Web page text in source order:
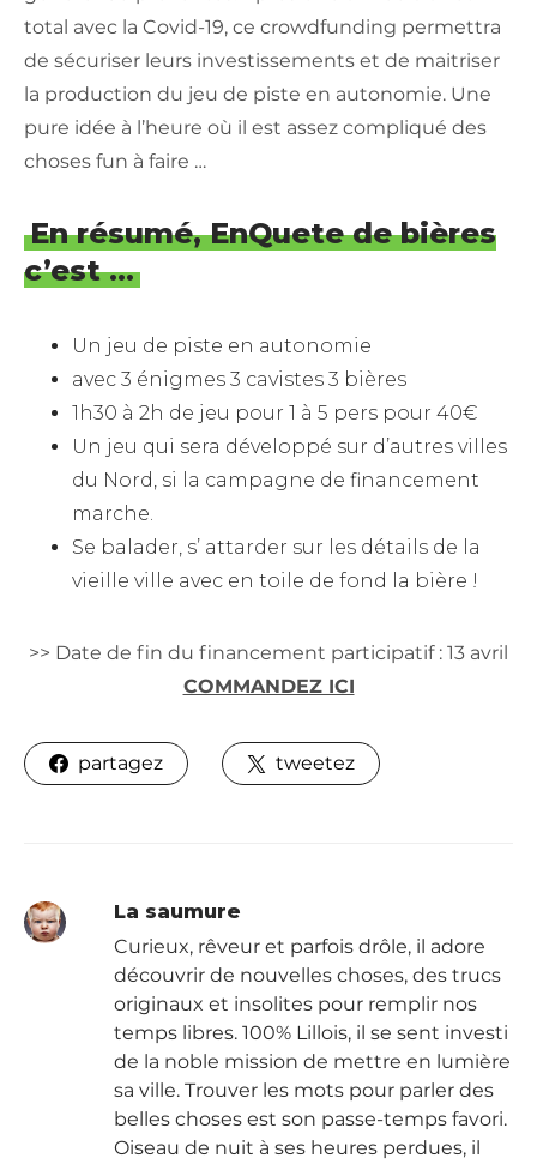
total avec la Covid-19, ce crowdfunding permettra
de sécuriser leurs investissements et de maitriser
la production du jeu de piste en autonomie. Une
pure idée à l’heure où il est assez compliqué des
choses fun à faire …
En résumé, EnQuete de bières
c’est …
Un jeu de piste en autonomie
avec 3 énigmes 3 cavistes 3 bières
1h30 à 2h de jeu pour 1 à 5 pers pour 40€
Un jeu qui sera développé sur d’autres villes
du Nord, si la campagne de financement
marche.
Se balader, s’ attarder sur les détails de la
vieille ville avec en toile de fond la bière !
>> Date de fin du financement participatif : 13 avril
COMMANDEZ ICI
partagez tweetez
La saumure
Curieux, rêveur et parfois drôle, il adore
découvrir de nouvelles choses, des trucs
originaux et insolites pour remplir nos
temps libres. 100% Lillois, il se sent investi
de la noble mission de mettre en lumière
sa ville. Trouver les mots pour parler des
belles choses est son passe-temps favori.
Oiseau de nuit à ses heures perdues, il